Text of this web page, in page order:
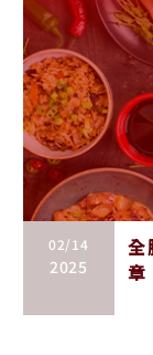
02/14
2025
全
章